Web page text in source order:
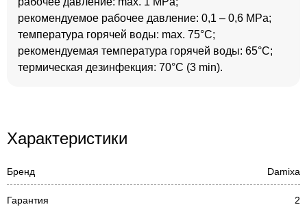
рекомендуемое рабочее давление: 0,1 – 0,6 MPa;
температура горячей воды: max. 75°C;
рекомендуемая температура горячей воды: 65°C;
термическая дезинфекция: 70°C (3 min).
Характеристики
Бренд Damixa
Гарантия 2